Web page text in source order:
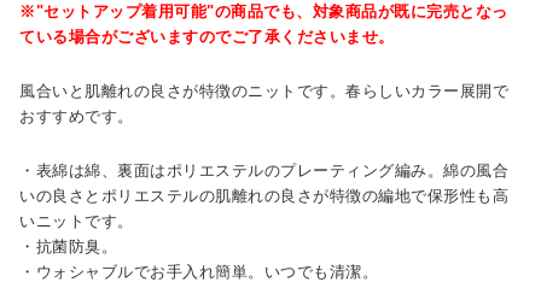
※"セットアップ着用可能"の商品でも、対象商品が既に完売となっ
ている場合がございますのでご了承くださいませ。
風合いと肌離れの良さが特徴のニットです。春らしいカラー展開で
おすすめです。
・表綿は綿、裏面はポリエステルのプレーティング編み。綿の風合
いの良さとポリエステルの肌離れの良さが特徴の編地で保形性も高
いニットです。
・抗菌防臭。
・ウォシャブルでお手入れ簡単。いつでも清潔。